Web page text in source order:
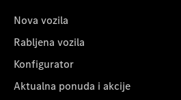
Nova vozila
Rabljena vozila
Konfigurator
Aktualna ponuda i akcije